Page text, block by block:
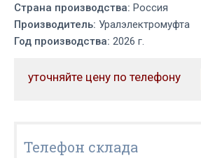
Страна производства: Россия
Производитель: Уралэлектромуфта
Год производства: 2026 г.
уточняйте цену по телефону
Телефон склада